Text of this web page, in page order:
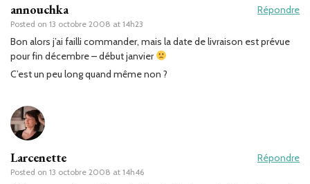
annouchka
Posted on 13 octobre 2008 at 14h23
Répondre
Bon alors j’ai failli commander, mais la date de livraison est prévue
pour fin décembre – début janvier
C’est un peu long quand même non ?
Larcenette
Posted on 13 octobre 2008 at 14h46
Répondre